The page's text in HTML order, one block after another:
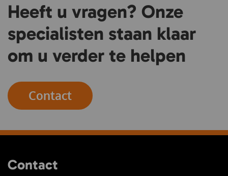
Heeft u vragen? Onze
specialisten staan klaar
om u verder te helpen
Contact
Contact